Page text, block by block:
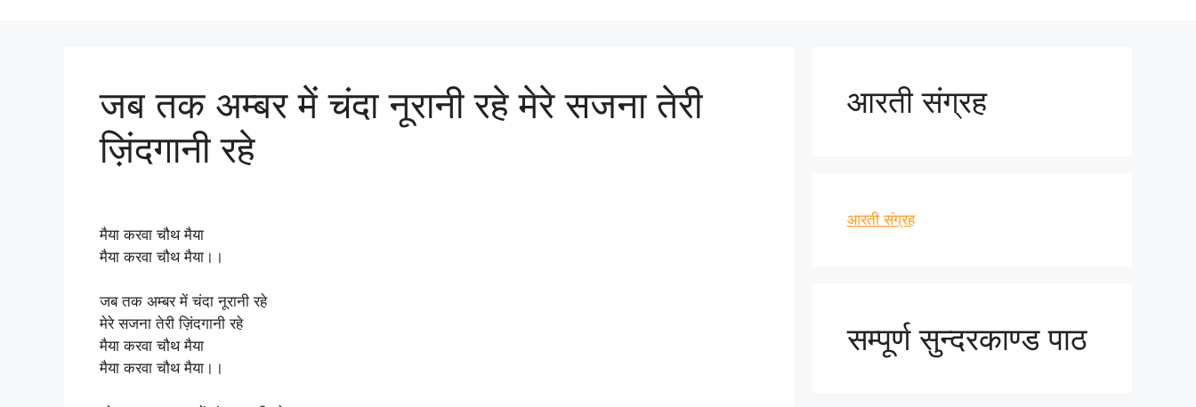
जब तक अम्बर में चंदा नूरानी रहे मेरे सजना तेरी
ज़िंदगानी रहे
मैया करवा चौथ मैया
मैया करवा चौथ मैया।।
जब तक अम्बर में चंदा नूरानी रहे
मेरे सजना तेरी ज़िंदगानी रहे
मैया करवा चौथ मैया
मैया करवा चौथ मैया।।
आरती संग्रह
आरती संग्रह
सम्पूर्ण सुन्दरकाण्ड पाठ